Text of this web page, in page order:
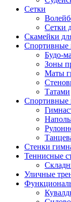
Сетки
Сетки
Скамейки
Спортивные
Будо-
Зоны
Маты
Татами
Спортивные
Стенки
Теннисные
Уличные